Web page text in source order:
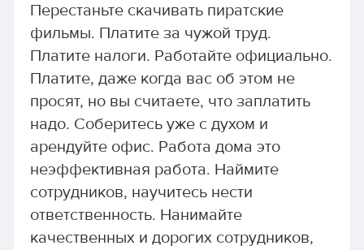
Перестаньте скачивать пиратские
фильмы. Платите за чужой труд.
Платите налоги. Работайте официально.
Платите, даже когда вас об этом не
просят, но вы считаете, что заплатить
надо. Соберитесь уже с духом и
арендуйте офис. Работа дома это
неэффективная работа. Наймите
сотрудников, научитесь нести
ответственность. Нанимайте
качественных и дорогих сотрудников,